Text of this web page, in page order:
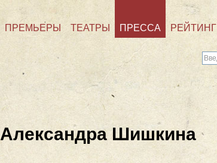
ПРЕМЬЕРЫ ТЕАТРЫ ПРЕССА РЕЙТИНГ
Александра Шишкина